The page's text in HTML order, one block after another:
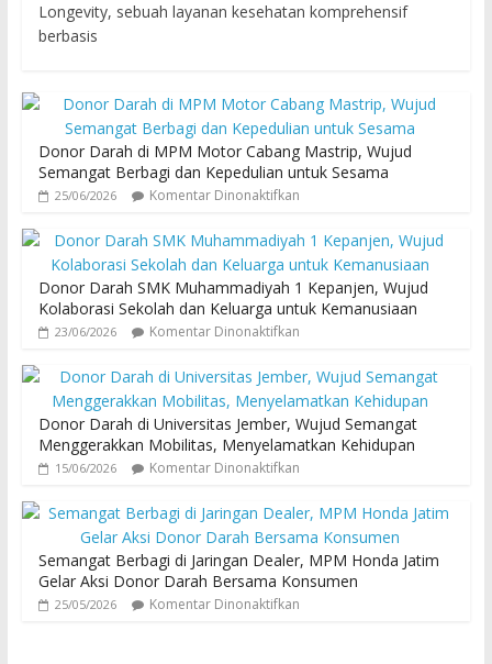
Longevity, sebuah layanan kesehatan komprehensif
berbasis
Donor Darah di MPM Motor Cabang Mastrip, Wujud
Semangat Berbagi dan Kepedulian untuk Sesama
25/06/2026 Komentar Dinonaktifkan
Donor Darah SMK Muhammadiyah 1 Kepanjen, Wujud
Kolaborasi Sekolah dan Keluarga untuk Kemanusiaan
23/06/2026 Komentar Dinonaktifkan
Donor Darah di Universitas Jember, Wujud Semangat
Menggerakkan Mobilitas, Menyelamatkan Kehidupan
15/06/2026 Komentar Dinonaktifkan
Semangat Berbagi di Jaringan Dealer, MPM Honda Jatim
Gelar Aksi Donor Darah Bersama Konsumen
25/05/2026 Komentar Dinonaktifkan